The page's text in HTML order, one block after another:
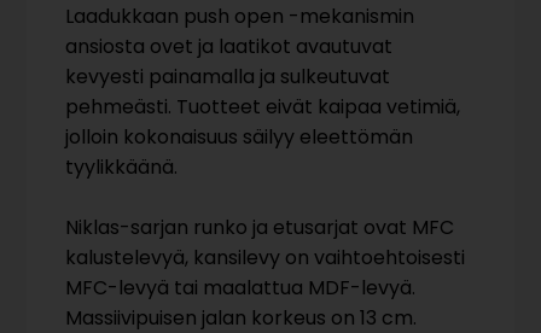
Laadukkaan push open -mekanismin
ansiosta ovet ja laatikot avautuvat
kevyesti painamalla ja sulkeutuvat
pehmeästi. Tuotteet eivät kaipaa vetimiä,
jolloin kokonaisuus säilyy eleettömän
tyylikkäänä.
Niklas-sarjan runko ja etusarjat ovat MFC
kalustelevyä, kansilevy on vaihtoehtoisesti
MFC-levyä tai maalattua MDF-levyä.
Massiivipuisen jalan korkeus on 13 cm.